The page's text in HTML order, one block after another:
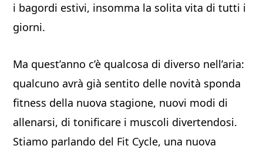
i bagordi estivi, insomma la solita vita di tutti i
giorni.
Ma quest’anno c’è qualcosa di diverso nell’aria:
qualcuno avrà già sentito delle novità sponda
fitness della nuova stagione, nuovi modi di
allenarsi, di tonificare i muscoli divertendosi.
Stiamo parlando del Fit Cycle, una nuova